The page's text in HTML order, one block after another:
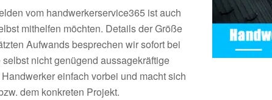
vom handwerkerservice365 ist auch
mithelfen möchten. Details der Größe
Aufwands besprechen wir sofort bei
nicht genügend aussagekräftige
einfach vorbei und macht sich
dem konkreten Projekt.